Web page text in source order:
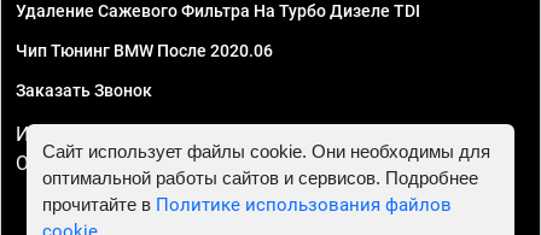
Удаление Сажевого Фильтра На Турбо Дизеле TDI
Чип Тюнинг BMW После 2020.06
Заказать Звонок
ИП Смирнов Георгий Павлович. ИНН 781302555843,
ОГРНИП 324470400032610
Сайт использует файлы cookie. Они необходимы для
оптимальной работы сайтов и сервисов. Подробнее
прочитайте в Политике использования файлов